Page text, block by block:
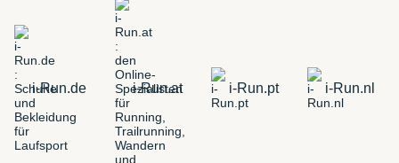
i-Run.de i-Run.at i-Run.pt i-Run.nl